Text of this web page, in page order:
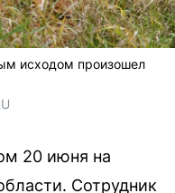
исходом произошел
20 июня на
Сотрудник